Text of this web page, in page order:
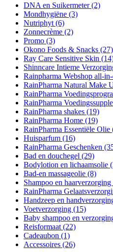
DNA en Suikermeter(2)
Mondhygiëne (3)
Nutriphyt (6)
Zonnecrème (2)
Promo (3)
Okono Foods & Snacks (27)
Ray Care Sensitive Skin
Shinncare Intieme
Rainpharma Webshop all-
RainPharma Natural Make
RainPharma
RainPharma
RainPharma shakes (19)
RainPharma Home (19)
RainPharma Essentiële Olie
Huisparfum (16)
RainPharma Geschenken
Bad en douchegel (29)
Bodylotion en lichaamsolie
Bad-en massageolie (8)
Shampoo en haarverzorging
RainPharma
Handzeep en
Voetverzorging (15)
Baby shampoo en
Reisformaat (22)
Cadeaubon (1)
Accessoires (26)